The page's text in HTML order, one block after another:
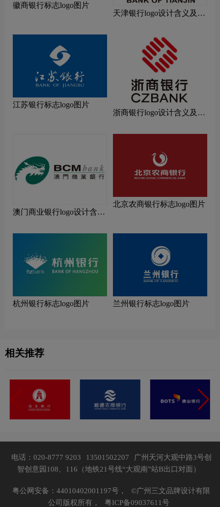
徽商银行标志logo图片
天津银行logo设计含义及设
江苏银行标志logo图片
浙商银行logo设计含义及设
澳门商业银行logo设计含义
北京农商银行标志logo图片
杭州银行标志logo图片 兰州银行标志logo图片
相关推荐
电话：020-8777 9203 13501502207
广州天河大观中路3号创
智创意园108、116（地铁21号线“大观南”站B出口对面）
粤公网安备：44010402001197号，
©广州三文品牌设计有限
公司版权所有，
粤ICP备09037611号